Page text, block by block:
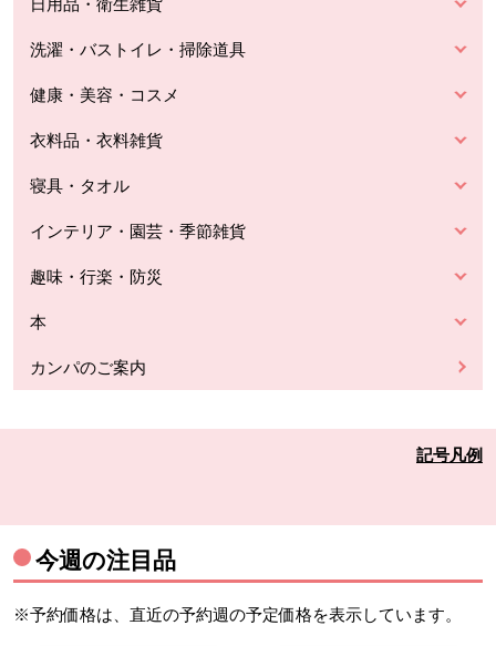
日用品・衛生雑貨
洗濯・バストイレ・掃除道具
健康・美容・コスメ
衣料品・衣料雑貨
寝具・タオル
インテリア・園芸・季節雑貨
趣味・行楽・防災
本
カンパのご案内
記号凡例
今週の注目品
※予約価格は、直近の予約週の予定価格を表示しています。